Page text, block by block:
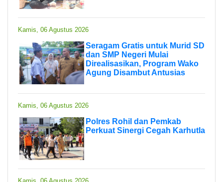
Kamis, 06 Agustus 2026
Seragam Gratis untuk Murid SD
dan SMP Negeri Mulai
Direalisasikan, Program Wako
Agung Disambut Antusias
Kamis, 06 Agustus 2026
Polres Rohil dan Pemkab
Perkuat Sinergi Cegah Karhutla
Kamis, 06 Agustus 2026